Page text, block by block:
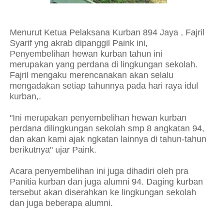
Menurut Ketua Pelaksana Kurban 894 Jaya , Fajril
Syarif yng akrab dipanggil Paink ini,
Penyembelihan hewan kurban tahun ini
merupakan yang perdana di lingkungan sekolah.
Fajril mengaku merencanakan akan selalu
mengadakan setiap tahunnya pada hari raya idul
kurban,.
"Ini merupakan penyembelihan hewan kurban
perdana dilingkungan sekolah smp 8 angkatan 94,
dan akan kami ajak ngkatan lainnya di tahun-tahun
berikutnya" ujar Paink.
Acara penyembelihan ini juga dihadiri oleh pra
Panitia kurban dan juga alumni 94. Daging kurban
tersebut akan diserahkan ke lingkungan sekolah
dan juga beberapa alumni.